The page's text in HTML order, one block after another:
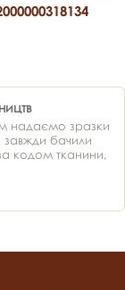
надаємо зразки
бачили
кодом тканини,